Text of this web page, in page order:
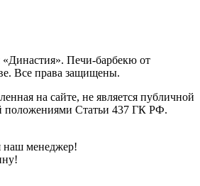
Печи-барбекю от
Все права защищены.
на сайте, не является публичной
положениями Статьи 437 ГК РФ.
наш менеджер!